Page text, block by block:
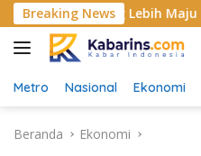
Langsung
ke
konten
Breaking News
yang Lebih Maju dan
Metro Nasional Ekonomi
Beranda Ekonomi